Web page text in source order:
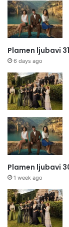
Plamen ljubavi
6 days ago
Plamen ljubavi
1 week ago